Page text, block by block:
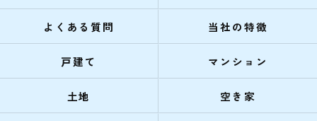
よくある質問 当社の特徴
戸建て マンション
土地 空き家